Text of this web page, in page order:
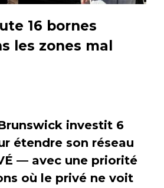
16 bornes
les zones mal
investit 6
étendre son réseau
— avec une priorité
où le privé ne voit